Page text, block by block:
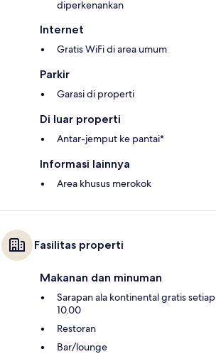
diperkenankan
Internet
Gratis WiFi di area umum
Parkir
Garasi di properti
Di luar properti
Antar-jemput ke pantai*
Informasi lainnya
Area khusus merokok
Fasilitas properti
Makanan dan minuman
Sarapan ala kontinental gratis
10.00
Restoran
Bar/lounge